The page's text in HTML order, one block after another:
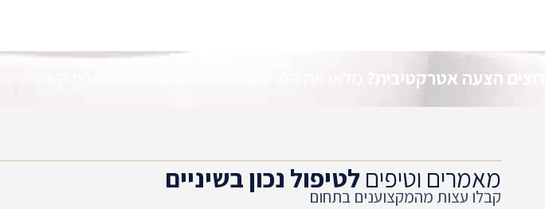
רוצים הצעה אטרקטיבית?
מאמרים וטיפים לטיפול נכון בשיניים
קבלו עצות מהמקצוענים בתחום